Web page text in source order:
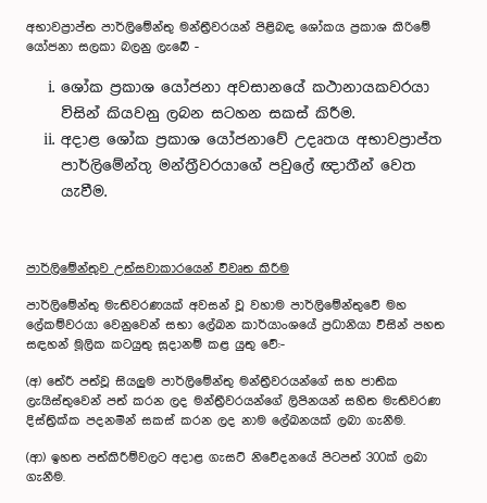
අභාවප්‍රාප්ත පාර්ලිමේන්තු මන්ත්‍රීවරයන් පිළිබඳ ශෝකය ප්‍රකාශ කිරිමේ
යෝජනා සලකා බලනු ලැබේ -
ශෝක ප්‍රකාශ යෝජනා අවසානයේ කථානායකවරයා
විසින් කියවනු ලබන සටහන සකස් කිරීම.
අදාළ ශෝක ප්‍රකාශ යෝජනාවේ උදෘතය අභාවප්‍රාප්ත
පාර්ලිමේන්තු මන්ත්‍රීවරයාගේ පවුලේ ඥාතීන් වෙත
යැවීම.
පාර්ලිමේන්තුව උත්සවාකාරයෙන් විවෘත කිරීම
පාර්ලිමේන්තු මැතිවරණයක් අවසන් වූ වහාම පාර්ලිමේන්තුවේ මහ
ලේකම්වරයා‍ වෙනුවෙන් සභා ලේඛන කාර්යාංශයේ ප්‍රධානියා විසින් පහත
සඳහන් මූලික කටයුතු සූදානම් කළ යුතු වේ:-
(අ) තේරී පත්වූ සියලුම පාර්ලිමේන්තු මන්ත්‍රීවරයන්ගේ සහ ජාතික
ලැයිස්තුවෙන් පත් කරන ලද මන්ත්‍රීවරයන්ගේ ලිපිනයන් සහිත මැතිවරණ
දිස්ත්‍රික්ක පදනමින් සකස් කරන ලද නාම ලේඛනයක් ලබා ගැනීම.
(ආ) ඉහත පත්කිරීම්වලට අදාළ ගැසට් නිවේදනයේ පිටපත් 300ක් ලබා
ගැනීම.